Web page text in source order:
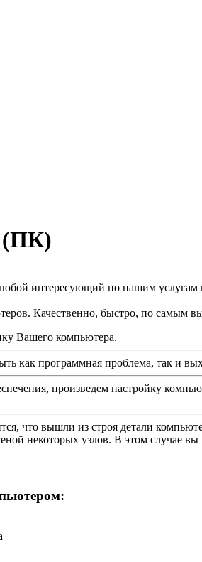
(ПК)
интересующий по нашим услугам
Качественно, быстро, по самым
Вашего компьютера.
как программная проблема, так и
произведем настройку
что вышли из строя детали
некоторых узлов. В этом случае